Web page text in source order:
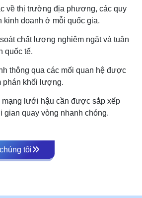
về thị trường địa phương, các quy
kinh doanh ở mỗi quốc gia.
chất lượng nghiêm ngặt và tuân
quốc tế.
thông qua các mối quan hệ được
phán khối lượng.
mạng lưới hậu cần được sắp xếp
gian quay vòng nhanh chóng.
tôi